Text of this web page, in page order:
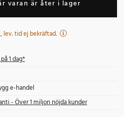
varan är åter i lager
lev. tid ej bekräftad.
1 dag*
e-handel
- Över 1 miljon nöjda kunder